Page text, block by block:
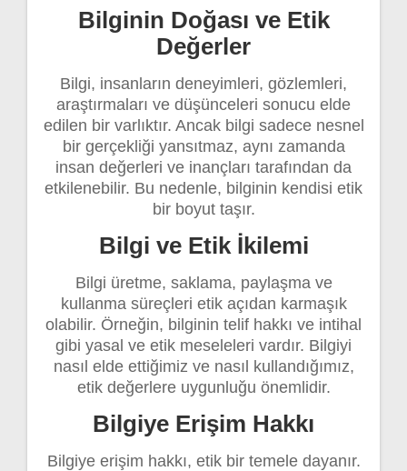
Bilginin Doğası ve Etik
Değerler
Bilgi, insanların deneyimleri, gözlemleri,
araştırmaları ve düşünceleri sonucu elde
edilen bir varlıktır. Ancak bilgi sadece nesnel
bir gerçekliği yansıtmaz, aynı zamanda
insan değerleri ve inançları tarafından da
etkilenebilir. Bu nedenle, bilginin kendisi etik
bir boyut taşır.
Bilgi ve Etik İkilemi
Bilgi üretme, saklama, paylaşma ve
kullanma süreçleri etik açıdan karmaşık
olabilir. Örneğin, bilginin telif hakkı ve intihal
gibi yasal ve etik meseleleri vardır. Bilgiyi
nasıl elde ettiğimiz ve nasıl kullandığımız,
etik değerlere uygunluğu önemlidir.
Bilgiye Erişim Hakkı
Bilgiye erişim hakkı, etik bir temele dayanır.